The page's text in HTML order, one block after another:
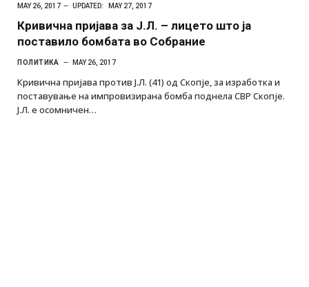
MAY 26, 2017 UPDATED: MAY 27, 2017
Кривична пријава за Ј.Л. – лицето што ја
поставило бомбата во Собрание
ПОЛИТИКА MAY 26, 2017
Кривична пријава против Ј.Л. (41) од Скопје, за изработка и
поставување на импровизирана бомба поднела СВР Скопје.
Ј.Л. е осомничен…